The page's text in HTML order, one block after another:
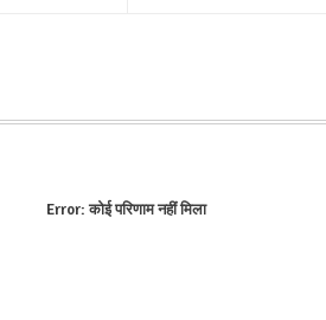
Error:कोई परिणाम नहीं मिला